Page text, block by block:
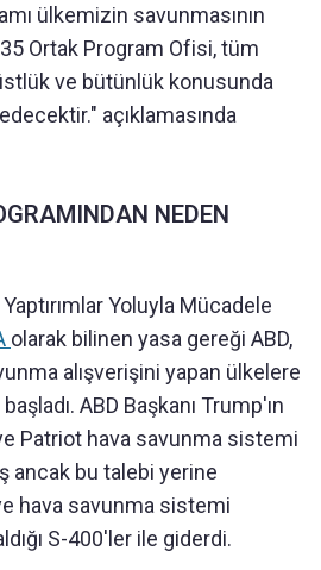
ülkemizin savunmasının
Ortak Program Ofisi, tüm
ve bütünlük konusunda
açıklamasında
NEDEN
Yoluyla Mücadele
olarak bilinen yasa gereği ABD,
alışverişini yapan ülkelere
ABD Başkanı Trump'ın
Patriot hava savunma sistemi
ancak bu talebi yerine
hava savunma sistemi
S-400'ler ile giderdi.